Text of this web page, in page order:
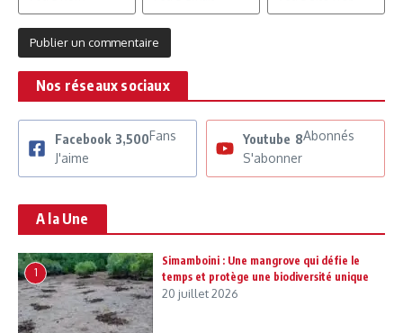
Nos réseaux sociaux
Facebook 3,500Fans
J'aime
Youtube 8Abonnés
S'abonner
A la Une
1
Simamboini : Une mangrove qui défie le
temps et protège une biodiversité unique
20 juillet 2026